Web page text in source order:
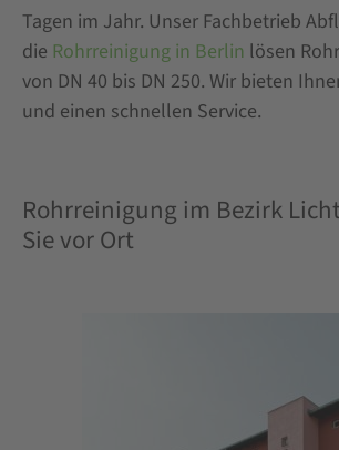
Tagen im Jahr. Unser Fachbetrieb
die Rohrreinigung in Berlin lösen
von DN 40 bis DN 250. Wir bieten
und einen schnellen Service.
Rohrreinigung im Bezirk
Sie vor Ort